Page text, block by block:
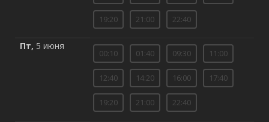
19:20 21:00 22:40
Пт, 5 июня
00:10 01:40 09:30 11:00
12:40 14:20 16:00 17:40
19:20 21:00 22:40